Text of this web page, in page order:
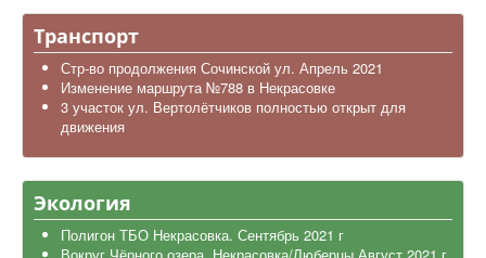
Транспорт
Стр-во продолжения Сочинской ул. Апрель 2021
Изменение маршрута №788 в Некрасовке
3 участок ул. Вертолётчиков полностью открыт для
движения
Экология
Полигон ТБО Некрасовка. Сентябрь 2021 г